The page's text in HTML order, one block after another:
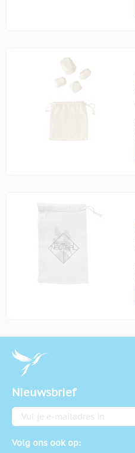
Nieuwsbrief
E-mailadres
Volg ons ook op: